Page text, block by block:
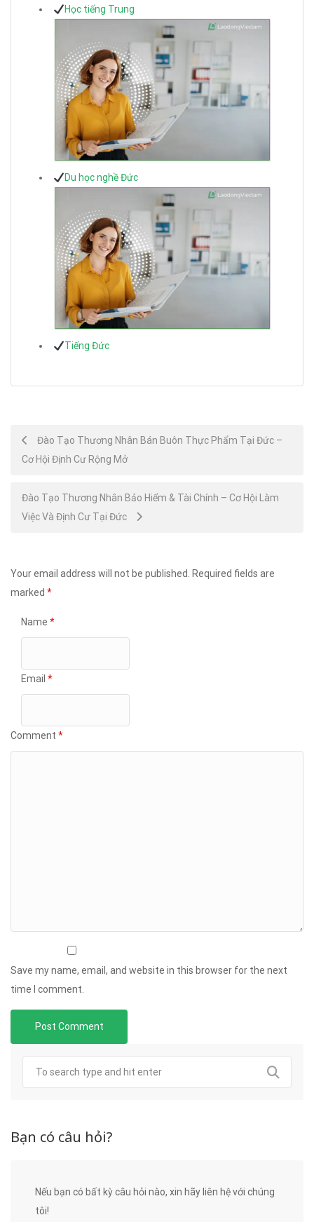
Học tiếng Trung
Du học nghề Đức
Tiếng Đức
Post
navigation
Đào Tạo Thương Nhân Bán Buôn Thực Phẩm Tại Đức –
Cơ Hội Định Cư Rộng Mở
Đào Tạo Thương Nhân Bảo Hiểm & Tài Chính – Cơ Hội Làm
Việc Và Định Cư Tại Đức
Your email address will not be published.
Required fields are
marked *
Name *
Email *
Comment *
Save my name, email, and website in this browser for the next
time I comment.
Bạn có câu hỏi?
Nếu bạn có bất kỳ câu hỏi nào, xin hãy liên hệ với chúng
tôi!